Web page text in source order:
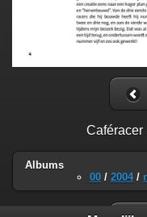
Caféracer
Albums
00 / 2004/